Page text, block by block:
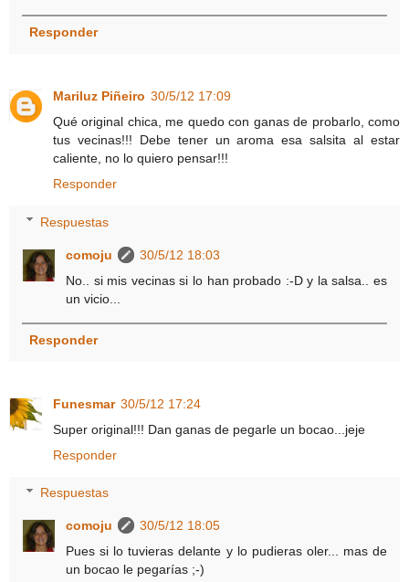
Responder
Mariluz Piñeiro 30/5/12 17:09
Qué original chica, me quedo con ganas de probarlo, como
tus vecinas!!! Debe tener un aroma esa salsita al estar
caliente, no lo quiero pensar!!!
Responder
Respuestas
comoju
30/5/12 18:03
No.. si mis vecinas si lo han probado :-D y la salsa.. es
un vicio...
Responder
Funesmar 30/5/12 17:24
Super original!!! Dan ganas de pegarle un bocao...jeje
Responder
Respuestas
comoju
30/5/12 18:05
Pues si lo tuvieras delante y lo pudieras oler... mas de
un bocao le pegarías ;-)